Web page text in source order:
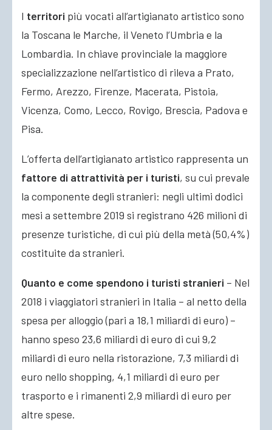
I territori più vocati all’artigianato artistico sono
la Toscana le Marche, il Veneto l’Umbria e la
Lombardia. In chiave provinciale la maggiore
specializzazione nell’artistico di rileva a Prato,
Fermo, Arezzo, Firenze, Macerata, Pistoia,
Vicenza, Como, Lecco, Rovigo, Brescia, Padova e
Pisa.
L’offerta dell’artigianato artistico rappresenta un
fattore di attrattività per i turisti, su cui prevale
la componente degli stranieri: negli ultimi dodici
mesi a settembre 2019 si registrano 426 milioni di
presenze turistiche, di cui più della metà (50,4%)
costituite da stranieri.
Quanto e come spendono i turisti stranieri – Nel
2018 i viaggiatori stranieri in Italia – al netto della
spesa per alloggio (pari a 18,1 miliardi di euro) –
hanno speso 23,6 miliardi di euro di cui 9,2
miliardi di euro nella ristorazione, 7,3 miliardi di
euro nello shopping, 4,1 miliardi di euro per
trasporto e i rimanenti 2,9 miliardi di euro per
altre spese.